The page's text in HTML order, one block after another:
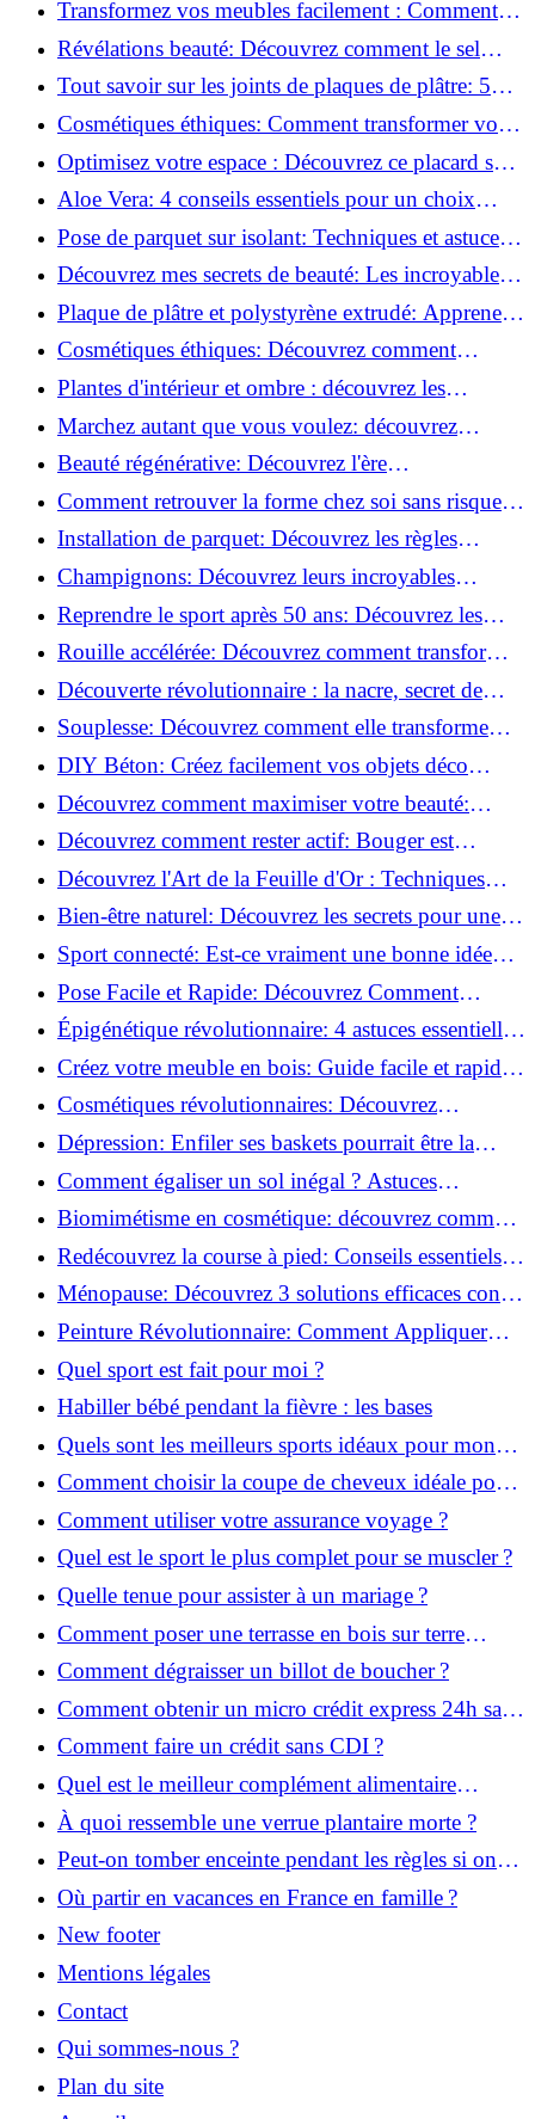
Transformez vos meubles facilement : Comment
installer des roulettes en un clin d'œil !
Révélations beauté: Découvrez comment le sel
transforme votre routine!
Tout savoir sur les joints de plaques de plâtre: 5
questions clés pour comprendre les fissures!
Cosmétiques éthiques: Comment transformer votre
routine beauté!
Optimisez votre espace : Découvrez ce placard sous
rampant à portes coulissantes!
Aloe Vera: 4 conseils essentiels pour un choix
parfait!
Pose de parquet sur isolant: Techniques et astuces
pour un sol parfait!
Découvrez mes secrets de beauté: Les incroyables
vertus du raisin!
Plaque de plâtre et polystyrène extrudé: Apprenez
à les coller efficacement!
Cosmétiques éthiques: Découvrez comment
transformer votre routine beauté!
Plantes d'intérieur et ombre : découvrez les
meilleures pour votre maison !
Marchez autant que vous voulez: découvrez
pourquoi c'est bénéfique!
Beauté régénérative: Découvrez l'ère
révolutionnaire de la cosmétique verte!
Comment retrouver la forme chez soi sans risque
de blessure: Techniques et conseils sûrs!
Installation de parquet: Découvrez les règles
essentielles à respecter!
Champignons: Découvrez leurs incroyables
pouvoirs antioxydants!
Reprendre le sport après 50 ans: Découvrez les
meilleures méthodes!
Rouille accélérée: Découvrez comment transformer
la corrosion en déco tendance!
Découverte révolutionnaire : la nacre, secret de
régénération inouï !
Souplesse: Découvrez comment elle transforme
votre performance sportive!
DIY Béton: Créez facilement vos objets déco
tendance!
Découvrez comment maximiser votre beauté:
Astuces et secrets révélés!
Découvrez comment rester actif: Bouger est
toujours possible!
Découvrez l'Art de la Feuille d'Or : Techniques
Incontournables pour Réussir!
Bien-être naturel: Découvrez les secrets pour une
vie saine!
Sport connecté: Est-ce vraiment une bonne idée
pour vous?
Pose Facile et Rapide: Découvrez Comment
Monter des Carreaux de Béton Cellulaire!
Épigénétique révolutionnaire: 4 astuces essentielles
pour transformer votre bien-être!
Créez votre meuble en bois: Guide facile et rapide
pour débutants!
Cosmétiques révolutionnaires: Découvrez
comment les fermes verticales transforment la
beauté!
Dépression: Enfiler ses baskets pourrait être la
solution!
Comment égaliser un sol inégal ? Astuces
infaillibles pour réussir !
Biomimétisme en cosmétique: découvrez comment
la nature inspire l'avenir des soins beauté!
Redécouvrez la course à pied: Conseils essentiels
pour reprendre!
Ménopause: Découvrez 3 solutions efficaces contre
les bouffées de chaleur!
Peinture Révolutionnaire: Comment Appliquer
Deux Couleurs Sur Une Porte!
Quel sport est fait pour moi ?
Habiller bébé pendant la fièvre : les bases
Quels sont les meilleurs sports idéaux pour mon
enfant ?
Comment choisir la coupe de cheveux idéale pour
votre visage ?
Comment utiliser votre assurance voyage ?
Quel est le sport le plus complet pour se muscler ?
Quelle tenue pour assister à un mariage ?
Comment poser une terrasse en bois sur terre
battue ?
Comment dégraisser un billot de boucher ?
Comment obtenir un micro crédit express 24h sans
justificatif ?
Comment faire un crédit sans CDI ?
Quel est le meilleur complément alimentaire
cheveux efficace ? Notre avis dans cet article
À quoi ressemble une verrue plantaire morte ?
Peut-on tomber enceinte pendant les règles si on
prend la pilule ?
Où partir en vacances en France en famille ?
New footer
Mentions légales
Contact
Qui sommes-nous ?
Plan du site